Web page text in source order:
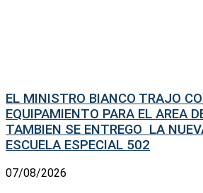
EL MINISTRO BIANCO TRAJO
EQUIPAMIENTO PARA EL AREA
TAMBIEN SE ENTREGO LA
ESCUELA ESPECIAL 502
07/08/2026